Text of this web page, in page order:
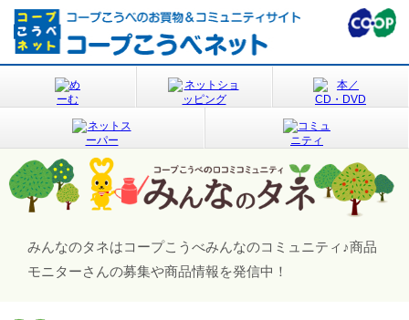
みんなのタネはコープこうべみんなのコミュニティ♪商品
モニターさんの募集や商品情報を発信中！